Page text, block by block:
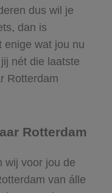
dus wil je
dan is
enige wat jou nu
nét die laatste
Rotterdam
Rotterdam
wij voor jou de
van álle